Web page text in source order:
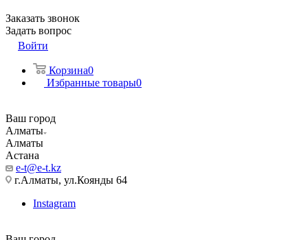
Заказать звонок
Задать вопрос
Войти
Корзина0
Избранные товары0
Ваш город
Алматы
Алматы
Астана
e-t@e-t.kz
г.Алматы, ул.Коянды 64
Instagram